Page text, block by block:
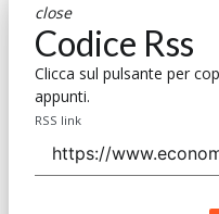
close
Codice Rss
Clicca sul pulsante per
appunti.
RSS link